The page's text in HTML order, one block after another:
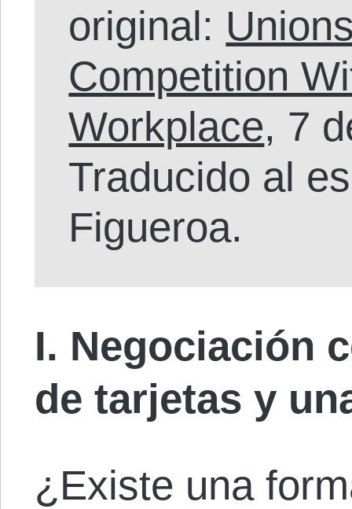
original:
Competition
Workplace, 7
Traducido al
Figueroa.
I. Negociación
de tarjetas y
¿Existe una